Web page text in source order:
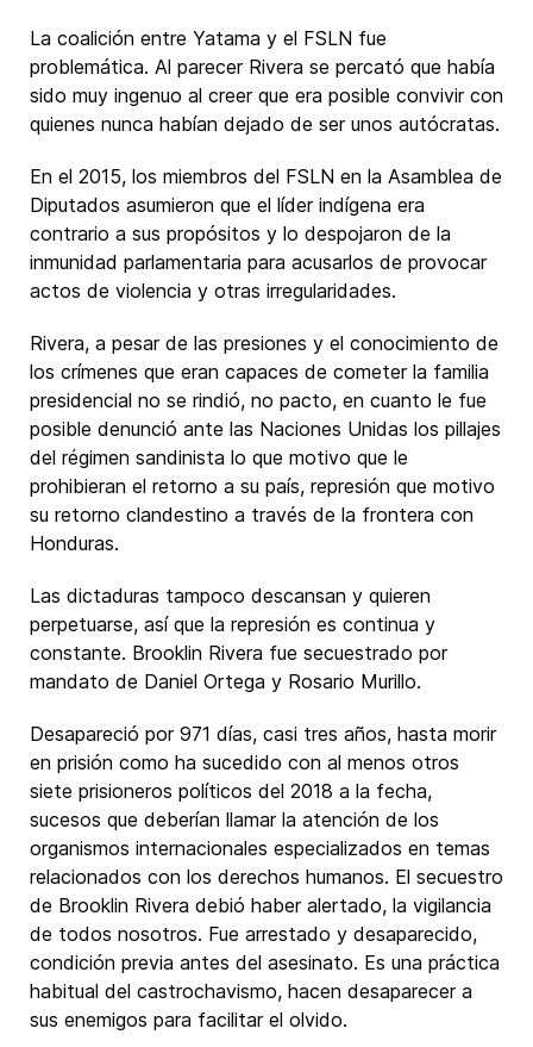
La coalición entre Yatama y el FSLN fue
problemática. Al parecer Rivera se percató que había
sido muy ingenuo al creer que era posible convivir con
quienes nunca habían dejado de ser unos autócratas.
En el 2015, los miembros del FSLN en la Asamblea de
Diputados asumieron que el líder indígena era
contrario a sus propósitos y lo despojaron de la
inmunidad parlamentaria para acusarlos de provocar
actos de violencia y otras irregularidades.
Rivera, a pesar de las presiones y el conocimiento de
los crímenes que eran capaces de cometer la familia
presidencial no se rindió, no pacto, en cuanto le fue
posible denunció ante las Naciones Unidas los pillajes
del régimen sandinista lo que motivo que le
prohibieran el retorno a su país, represión que motivo
su retorno clandestino a través de la frontera con
Honduras.
Las dictaduras tampoco descansan y quieren
perpetuarse, así que la represión es continua y
constante. Brooklin Rivera fue secuestrado por
mandato de Daniel Ortega y Rosario Murillo.
Desapareció por 971 días, casi tres años, hasta morir
en prisión como ha sucedido con al menos otros
siete prisioneros políticos del 2018 a la fecha,
sucesos que deberían llamar la atención de los
organismos internacionales especializados en temas
relacionados con los derechos humanos. El secuestro
de Brooklin Rivera debió haber alertado, la vigilancia
de todos nosotros. Fue arrestado y desaparecido,
condición previa antes del asesinato. Es una práctica
habitual del castrochavismo, hacen desaparecer a
sus enemigos para facilitar el olvido.